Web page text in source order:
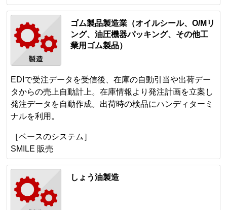
ゴム製品製造業（オイルシール、O/Mリ
ング、油圧機器パッキング、その他工
業用ゴム製品）
EDIで受注データを受信後、在庫の自動引当や出荷デー
タからの売上自動計上。在庫情報より発注計画を立案し
発注データを自動作成。出荷時の検品にハンディターミ
ナルを利用。
［ベースのシステム］
SMILE 販売
しょう油製造